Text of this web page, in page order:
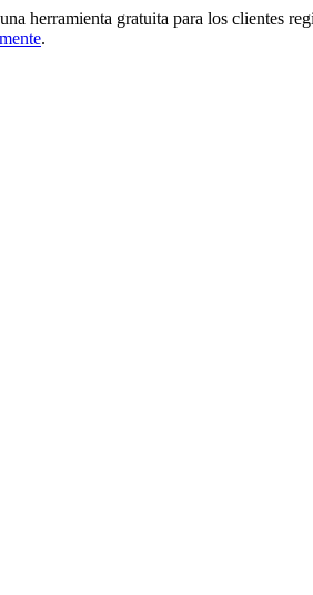
herramienta gratuita para los clientes
.